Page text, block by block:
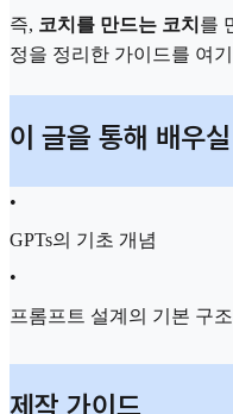
즉, 코치를 만드는 코치 를
정을 정리한 가이드를 여
이 글을 통해 배우
•
GPTs의 기초 개념
•
프롬프트 설계의 기본 구조
제작 가이드